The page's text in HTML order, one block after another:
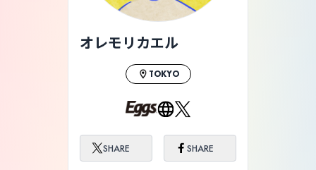
オレモリカエル
TOKYO
SHARE SHARE